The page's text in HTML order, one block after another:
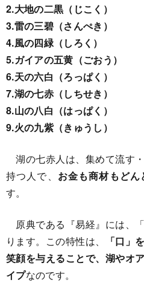
2.大地の二黒（じこく）
3.雷の三碧（さんぺき）
4.風の四緑（しろく）
5.ガイアの五黄（ごおう）
6.天の六白（ろっぱく）
7.湖の七赤（しちせき）
8.山の八白（はっぱく）
9.火の九紫（きゅうし）
湖の七赤人は、集めて流す
持つ人で、 お金も商材もど
す。
原典である『易経』には、
ります。この特性は、
「口」
笑顔を与えることで、湖やオ
イプなのです。